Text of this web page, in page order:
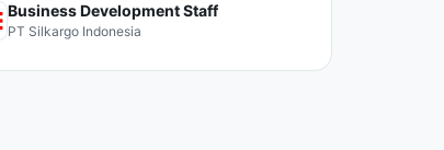
Business Development Staff
PT Silkargo Indonesia